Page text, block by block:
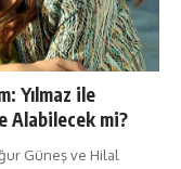
Yılmaz ile
Alabilecek mi?
Güneş ve Hilal